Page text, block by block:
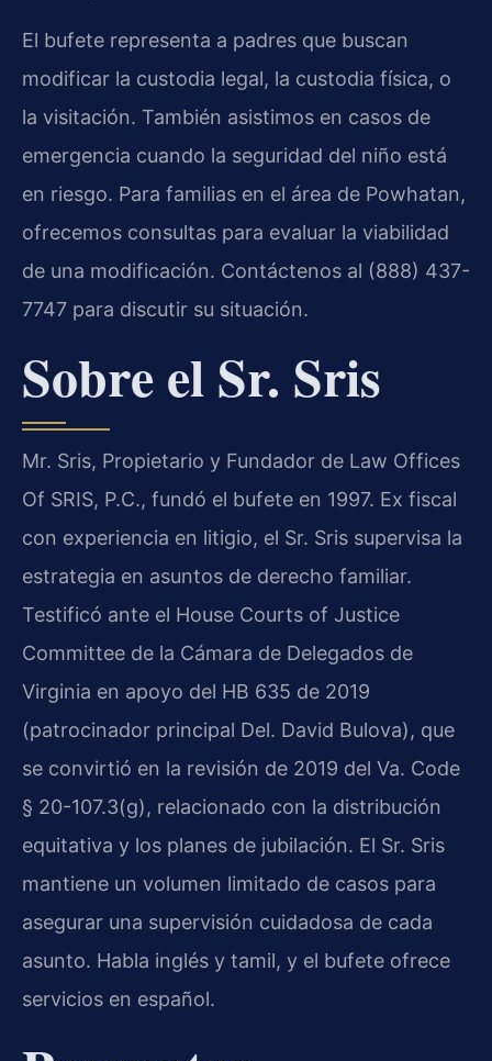
El bufete representa a padres que buscan
modificar la custodia legal, la custodia física, o
la visitación. También asistimos en casos de
emergencia cuando la seguridad del niño está
en riesgo. Para familias en el área de Powhatan,
ofrecemos consultas para evaluar la viabilidad
de una modificación. Contáctenos al (888) 437-
7747 para discutir su situación.
Sobre el Sr. Sris
Mr. Sris, Propietario y Fundador de Law Offices
Of SRIS, P.C., fundó el bufete en 1997. Ex fiscal
con experiencia en litigio, el Sr. Sris supervisa la
estrategia en asuntos de derecho familiar.
Testificó ante el House Courts of Justice
Committee de la Cámara de Delegados de
Virginia en apoyo del HB 635 de 2019
(patrocinador principal Del. David Bulova), que
se convirtió en la revisión de 2019 del Va. Code
§ 20-107.3(g), relacionado con la distribución
equitativa y los planes de jubilación. El Sr. Sris
mantiene un volumen limitado de casos para
asegurar una supervisión cuidadosa de cada
asunto. Habla inglés y tamil, y el bufete ofrece
servicios en español.